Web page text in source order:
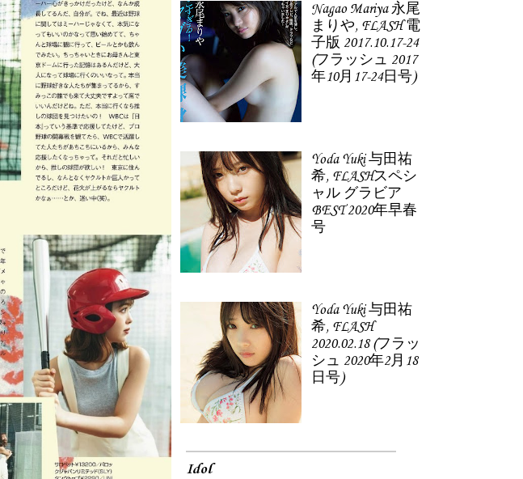
Nagao Mariya 永尾
まりや, FLASH 電
子版 2017.10.17-24
(フラッシュ 2017
年10月17-24日号)
Yoda Yuki 与田祐
希, FLASHスペシ
ャル グラビア
BEST 2020年早春
号
Yoda Yuki 与田祐
希, FLASH
2020.02.18 (フラッ
シュ 2020年2月18
日号)
Idol